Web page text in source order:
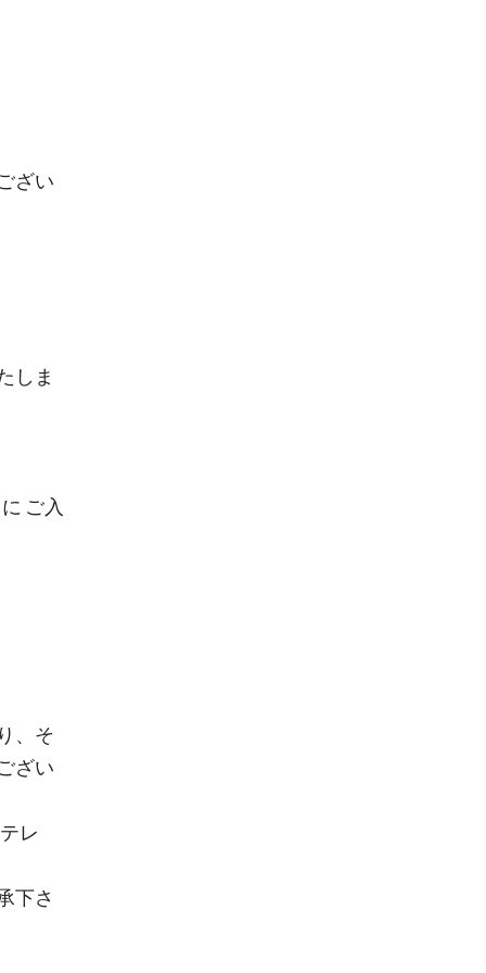
ざい
しま
ご入
、そ
ざい
レ
下さ